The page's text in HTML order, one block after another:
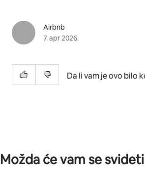
Airbnb
7. apr 2026.
Da li vam je ovo bilo
Možda će vam se